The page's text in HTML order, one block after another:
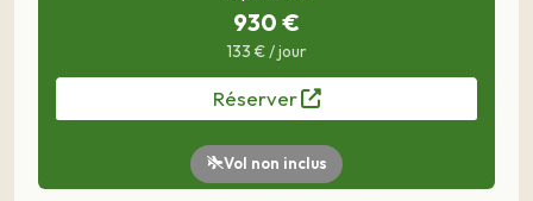
930 €
133 € / jour
Réserver
Vol non inclus